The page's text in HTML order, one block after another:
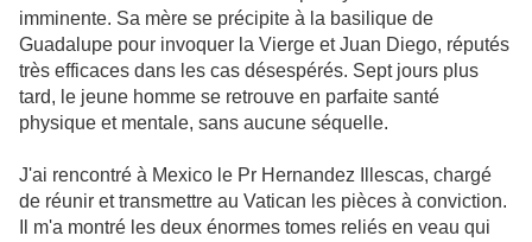
imminente. Sa mère se précipite à la basilique de
Guadalupe pour invoquer la Vierge et Juan Diego, réputés
très efficaces dans les cas désespérés. Sept jours plus
tard, le jeune homme se retrouve en parfaite santé
physique et mentale, sans aucune séquelle.
J'ai rencontré à Mexico le Pr Hernandez Illescas, chargé
de réunir et transmettre au Vatican les pièces à conviction.
Il m'a montré les deux énormes tomes reliés en veau qui